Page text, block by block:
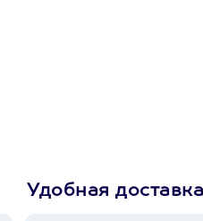
Удобная доставка